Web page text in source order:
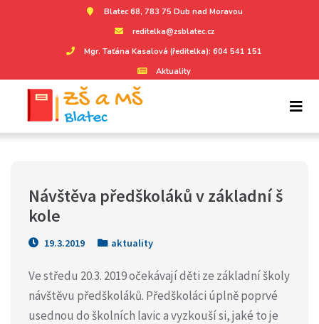
Blatec 68, 783 75 Dub nad Moravou
reditelka@zsblatec.cz
Mgr. Taťána Kasalová (ředitelka): 604 541 151
Aktuality
Návštěva předškoláků v základní š
kole
19.3.2019 aktuality
Ve středu 20.3. 2019 očekávají děti ze základní školy
návštěvu předškoláků. Předškoláci úplně poprvé
usednou do školních lavic a vyzkouší si, jaké to je